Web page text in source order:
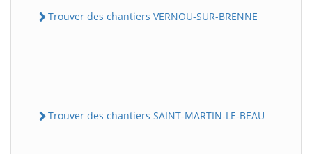
Trouver des chantiers VERNOU-SUR-BRENNE
Trouver des chantiers SAINT-MARTIN-LE-BEAU